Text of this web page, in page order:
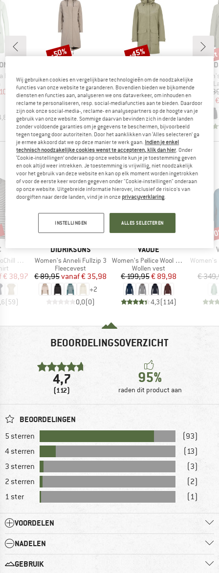
Parka 2
prijs
)
Women's Alicia Parka Long 3
Productgroep
Parka
Prijs
€ 329,95Verlaagde prijs
€ 164,98
4,6(25)
Korting
-50%
Klara Women's Parka
Productgroep
Parka
Prijs
€ 249,95Verlaagde prijs
€ 137,47
4,6(24)
Korting
-45%
€
tot
DEZE PRODUCTEN PASSEN ER PERFECT BIJ
Tee St
prijs
€ 38,97
(59)
MERK
DIDRIKSONS
Artikel
Women's Anneli Fullzip 3
Productgroep
Fleecevest
Prijs
€ 89,95 Verlaagde prijs
vanaf€ 35,98
+2
0,0(0)
Korting
tot -60%
MERK
VAUDE
Artikel
Women's Pellice Wool Jacket
Productgroep
Wollen vest
Prijs
€ 199,95Verlaagde prijs
€ 89,98
4,3(114)
Korting
-55%
Artikel
Women's
€
-
BEOORDELINGSOVERZICHT
4,7
(112)
95%
raden dit product aan
BEOORDELINGEN
5 sterren
(93)
4 sterren
(13)
3 sterren
(3)
2 sterren
(2)
1 ster
(1)
VOORDELEN
NADELEN
GEBRUIK
Wij gebruiken cookies en vergelijkbare technologieën om de noodzakelijke
functies van onze website te garanderen. Bovendien bieden we bijkomende
diensten en functies aan, analyseren we ons dataverkeer, om inhouden en
reclame te personaliseren, resp. social-mediafuncties aan te bieden. Daardoor
zijn ook onze social-media-, reclame- en analysepartners op de hoogte van je
gebruik van onze website. Sommige daarvan bevinden zich in derde landen
zonder voldoende garanties om je gegevens te beschermen, bijvoorbeeld
tegen toegang door autoriteiten. Door het aanklikken van ‘Alles selecteren’ ga
je ermee akkoord dat we op deze manier te werk gaan. Indien je enkel
technisch noodzakelijke cookies wenst te accepteren, klik dan hier. Onder
‘Cookie-instellingen’ onderaan op onze website kun je je toestemming geven
en ook altijd weer intrekken. Je toestemming is vrijwillig, niet noodzakelijk
voor het gebruik van deze website en kan op elk moment worden ingetrokken
of voor de eerste keer worden gegeven onder "Cookie-instellingen" onderaan
op onze website. Uitgebreide informatie hierover, inclusief de risico's van
doorgiften naar derde landen, vind je in onze privacyverklaring.
INSTELLINGEN ALLES SELECTEREN